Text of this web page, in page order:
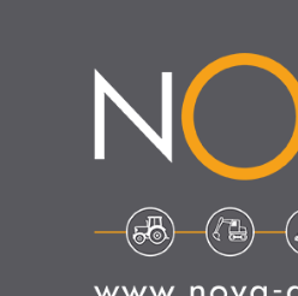
SUIVEZ-NOUS